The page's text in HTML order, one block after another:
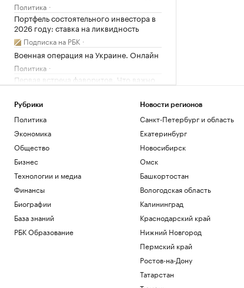
Политика
Портфель состоятельного инвестора в
2026 году: ставка на ликвидность
Подписка на РБК
Военная операция на Украине. Онлайн
Политика
Первая встреча фаворитов. Что важно
знать о третьем туре РПЛ
Спорт
сыры, крокодилы и органический сидр
РБК и РСХБ
Скандалы и ПТСР в Трое: кто и сколько
заработал на «Одиссее» Нолана
Технологии и медиа
Рубрики
Политика
Экономика
Общество
Бизнес
Технологии и медиа
Финансы
Биографии
База знаний
РБК Образование
Новости регионов
Санкт-Петербург и область
Екатеринбург
Новосибирск
Омск
Башкортостан
Вологодская область
Калининград
Краснодарский край
Нижний Новгород
Пермский край
Ростов-на-Дону
Татарстан